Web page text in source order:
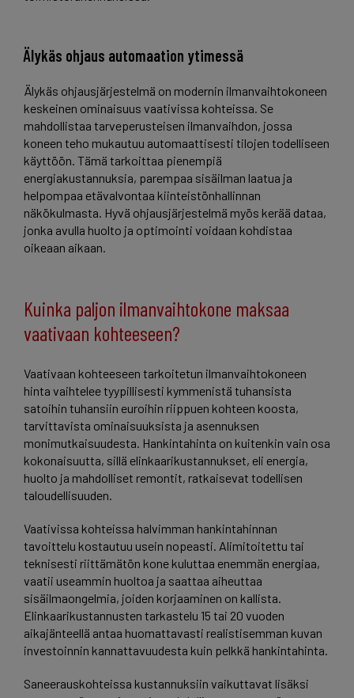
Älykäs ohjaus automaation ytimessä
Älykäs ohjausjärjestelmä on modernin ilmanvaihtokoneen
keskeinen ominaisuus vaativissa kohteissa. Se
mahdollistaa tarveperusteisen ilmanvaihdon, jossa
koneen teho mukautuu automaattisesti tilojen todelliseen
käyttöön. Tämä tarkoittaa pienempiä
energiakustannuksia, parempaa sisäilman laatua ja
helpompaa etävalvontaa kiinteistönhallinnan
näkökulmasta. Hyvä ohjausjärjestelmä myös kerää dataa,
jonka avulla huolto ja optimointi voidaan kohdistaa
oikeaan aikaan.
Kuinka paljon ilmanvaihtokone maksaa
vaativaan kohteeseen?
Vaativaan kohteeseen tarkoitetun ilmanvaihtokoneen
hinta vaihtelee tyypillisesti kymmenistä tuhansista
satoihin tuhansiin euroihin riippuen kohteen koosta,
tarvittavista ominaisuuksista ja asennuksen
monimutkaisuudesta. Hankintahinta on kuitenkin vain osa
kokonaisuutta, sillä elinkaarikustannukset, eli energia,
huolto ja mahdolliset remontit, ratkaisevat todellisen
taloudellisuuden.
Vaativissa kohteissa halvimman hankintahinnan
tavoittelu kostautuu usein nopeasti. Alimitoitettu tai
teknisesti riittämätön kone kuluttaa enemmän energiaa,
vaatii useammin huoltoa ja saattaa aiheuttaa
sisäilmaongelmia, joiden korjaaminen on kallista.
Elinkaarikustannusten tarkastelu 15 tai 20 vuoden
aikajänteellä antaa huomattavasti realistisemman kuvan
investoinnin kannattavuudesta kuin pelkkä hankintahinta.
Saneerauskohteissa kustannuksiin vaikuttavat lisäksi